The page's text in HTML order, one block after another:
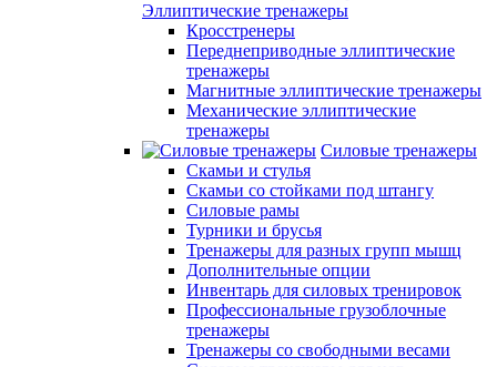
Эллиптические тренажеры
Кросстренеры
Переднеприводные эллиптические
тренажеры
Магнитные эллиптические тренажеры
Механические эллиптические
тренажеры
Силовые тренажеры
Скамьи и стулья
Скамьи со стойками под штангу
Силовые рамы
Турники и брусья
Тренажеры для разных групп мышц
Дополнительные опции
Инвентарь для силовых тренировок
Профессиональные грузоблочные
тренажеры
Тренажеры со свободными весами